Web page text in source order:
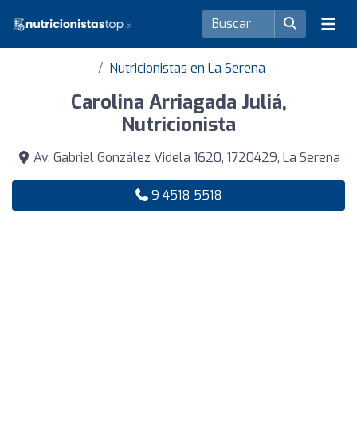
Nutricionistas en La Serena
Carolina Arriagada Juliá,
Nutricionista
Av. Gabriel González Videla 1620, 1720429, La Serena
9 4518 5518